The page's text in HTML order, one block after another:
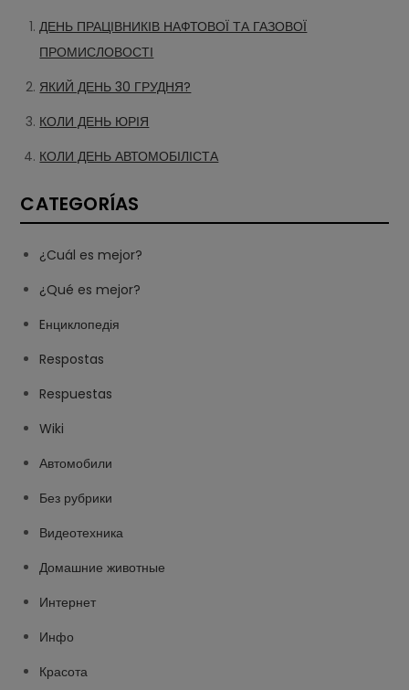
ДЕНЬ ПРАЦІВНИКІВ НАФТОВОЇ ТА ГАЗОВОЇ
ПРОМИСЛОВОСТІ
ЯКИЙ ДЕНЬ 30 ГРУДНЯ?
КОЛИ ДЕНЬ ЮРІЯ
КОЛИ ДЕНЬ АВТОМОБІЛІСТА
CATEGORÍAS
¿Cuál es mejor?
¿Qué es mejor?
Eнциклопедія
Respostas
Respuestas
Wiki
Автомобили
Без рубрики
Видеотехника
Домашние животные
Интернет
Инфо
Красота